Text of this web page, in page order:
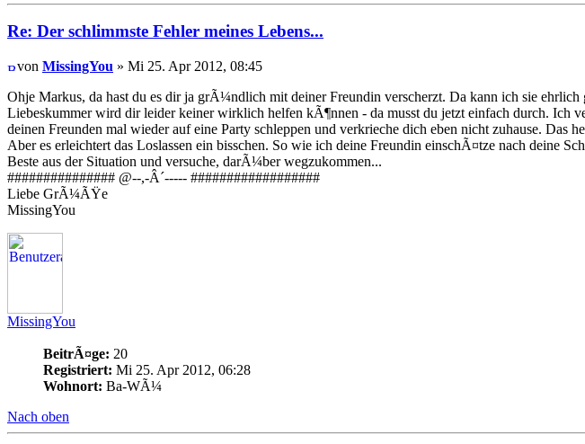
Re: Der schlimmste Fehler meines Lebens...
von MissingYou » Mi 25. Apr 2012, 08:45
Ohje Markus, da hast du es dir ja grÃ¼ndlich mit deiner Freundin verscherzt. Da kann ich sie
Liebeskummer wird dir leider keiner wirklich helfen kÃ¶nnen - da musst du jetzt einfach durch. Ich
deinen Freunden mal wieder auf eine Party schleppen und verkrieche dich eben nicht zuhause.
Aber es erleichtert das Loslassen ein bisschen. So wie ich deine Freundin einschÃ¤tze nach deine
Beste aus der Situation und versuche, darÃ¼ber wegzukommen...
############### @--,-Â´----- ##################
Liebe GrÃ¼ÃŸe
MissingYou
MissingYou
BeitrÃ¤ge: 20
Registriert: Mi 25. Apr 2012, 06:28
Wohnort: Ba-WÃ¼
Nach oben